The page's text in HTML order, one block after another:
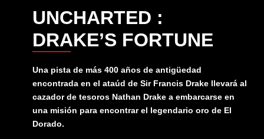
CRASH
COLECCIÓN
cantidad
UNCHARTED :
DRAKE’S FORTUNE
Una pista de más 400 años de antigüedad
encontrada en el ataúd de Sir Francis Drake llevará al
cazador de tesoros Nathan Drake a embarcarse en
una misión para encontrar el legendario oro de El
Dorado.